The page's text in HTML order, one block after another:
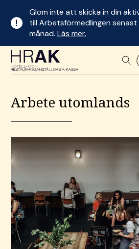
Glöm inte att skicka in din
till Arbetsförmedlingen senast
månad.Läs mer.
Arbete utomlands